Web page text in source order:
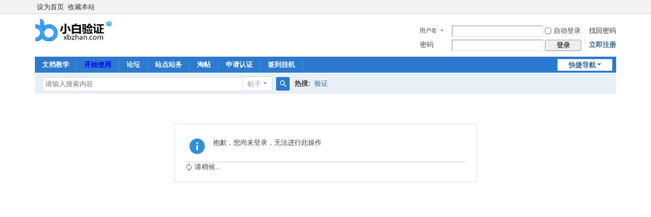
设为首页 收藏本站
用户名 自动登录
找回密码
密码
登录 立即注册
快捷导航
文档教学 开始使用 论坛 站点站务 淘帖 申请认证 签到挂机
帖子 热搜: 验证
抱歉，您尚未登录，无法进行此操作
请稍候...